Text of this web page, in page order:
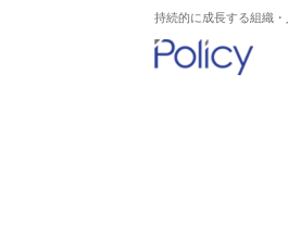
持続的に成長する組織